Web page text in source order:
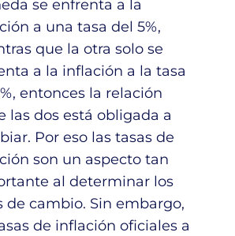
se enfrenta a la
a una tasa del 5%,
que la otra solo se
a la inflación a la tasa
entonces la relación
las dos está obligada a
Por eso las tasas de
son un aspecto tan
al determinar los
de cambio. Sin embargo,
de inflación oficiales a